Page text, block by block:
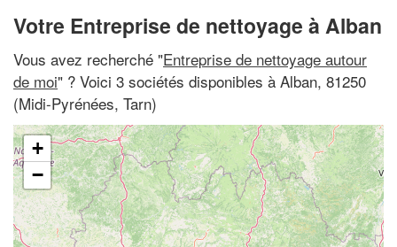
Votre Entreprise de nettoyage à Alban
Vous avez recherché "Entreprise de nettoyage autour
de moi" ? Voici 3 sociétés disponibles à Alban, 81250
(Midi-Pyrénées, Tarn)
+
−